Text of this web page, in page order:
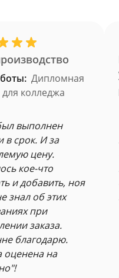
Дипломная
колледжа
выполнен
в срок. И за
цену.
кое-что
и добавить, ноя
знал об этих
при
заказа.
благодарю.
оценена на